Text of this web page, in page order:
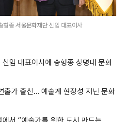
형종 서울문화재단 신임 대표이사
임 대표이사에 송형종 상명대 문화
가 출신... 예술계 현장성 지닌 문화